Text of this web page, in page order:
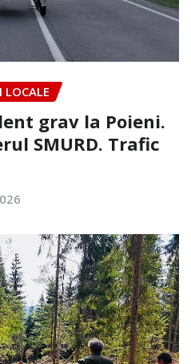
LOCALE
grav la Poieni.
SMURD. Trafic